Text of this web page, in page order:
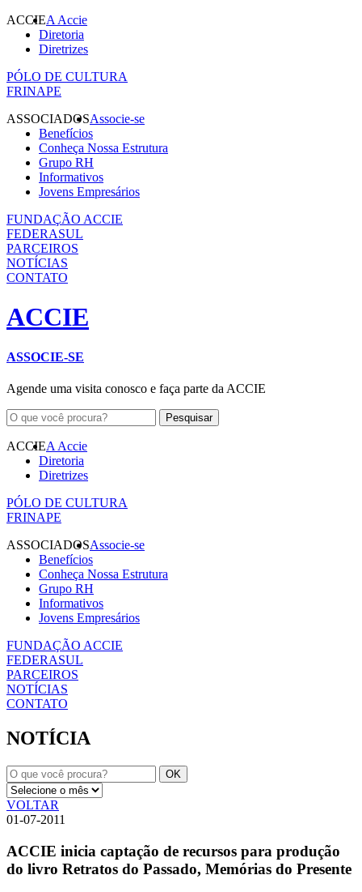
ACCIEA Accie
Diretoria
Diretrizes
PÓLO DE CULTURA
FRINAPE
ASSOCIADOSAssocie-se
Benefícios
Conheça Nossa Estrutura
Grupo RH
Informativos
Jovens Empresários
FUNDAÇÃO ACCIE
FEDERASUL
PARCEIROS
NOTÍCIAS
CONTATO
ACCIE
ASSOCIE-SE
Agende uma visita conosco e faça parte da ACCIE
ACCIEA Accie
Diretoria
Diretrizes
PÓLO DE CULTURA
FRINAPE
ASSOCIADOSAssocie-se
Benefícios
Conheça Nossa Estrutura
Grupo RH
Informativos
Jovens Empresários
FUNDAÇÃO ACCIE
FEDERASUL
PARCEIROS
NOTÍCIAS
CONTATO
NOTÍCIA
VOLTAR
01-07-2011
ACCIE inicia captação de recursos para produção
do livro Retratos do Passado, Memórias do Presente